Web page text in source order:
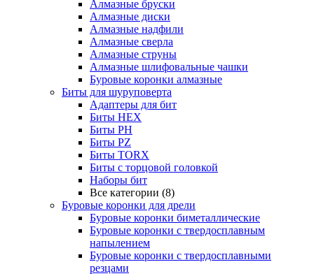
Алмазные бруски
Алмазные диски
Алмазные надфили
Алмазные сверла
Алмазные струны
Алмазные шлифовальные чашки
Буровые коронки алмазные
Биты для шуруповерта
Адаптеры для бит
Биты HEX
Биты PH
Биты PZ
Биты TORX
Биты с торцовой головкой
Наборы бит
Все категории (8)
Буровые коронки для дрели
Буровые коронки биметаллические
Буровые коронки с твердосплавным
напылением
Буровые коронки с твердосплавными
резцами